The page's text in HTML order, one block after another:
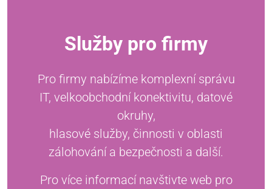
Služby pro firmy
Pro firmy nabízíme komplexní správu
IT, velkoobchodní konektivitu, datové
okruhy,
hlasové služby, činnosti v oblasti
zálohování a bezpečnosti a další.
Pro více informací navštivte web pro